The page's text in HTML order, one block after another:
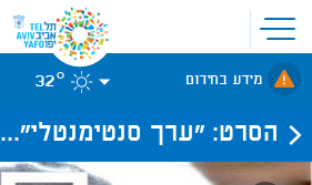
פתיחת
תפריט
אתר
לאתר עיריית
תל-אביב
מידע בחירום 32°
הסרט: "ערך סנטימנטלי"...